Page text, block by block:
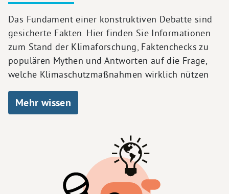
Das Fundament einer konstruktiven Debatte sind
gesicherte Fakten. Hier finden Sie Informationen
zum Stand der Klimaforschung, Faktenchecks zu
populären Mythen und Antworten auf die Frage,
welche Klimaschutzmaßnahmen wirklich nützen
Mehr wissen